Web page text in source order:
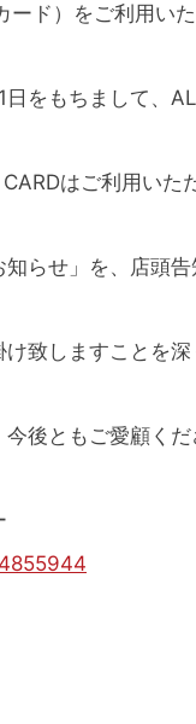
ド）をご利用い
をもちまして、
はご利用いた
らせ」を、店頭
致しますことを深
後ともご愛顧く